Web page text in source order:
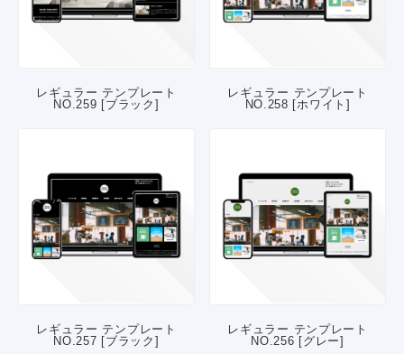
レギュラー テンプレート
NO.259 [ブラック]
レギュラー テンプレート
NO.258 [ホワイト]
レギュラー テンプレート
NO.257 [ブラック]
レギュラー テンプレート
NO.256 [グレー]